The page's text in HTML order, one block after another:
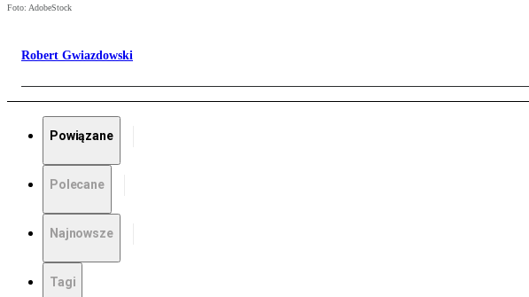
Foto: AdobeStock
Robert Gwiazdowski
Powiązane
Polecane
Najnowsze
Tagi